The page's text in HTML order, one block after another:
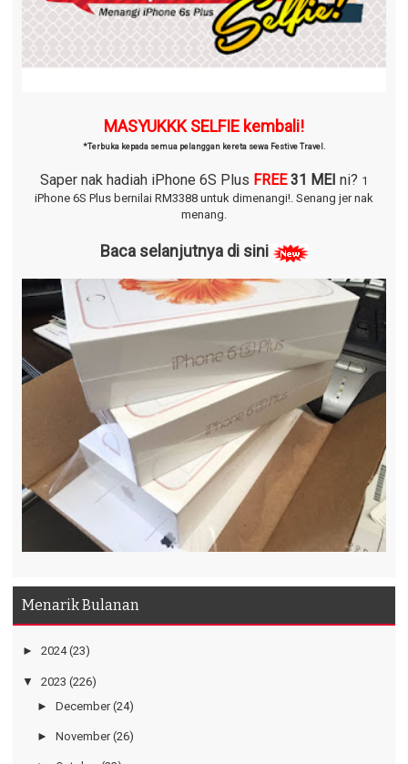
MASYUKKK SELFIE kembali!
*Terbuka kepada semua pelanggan kereta sewa Festive Travel.
Saper nak hadiah iPhone 6S Plus FREE 31 MEI ni? 1
iPhone 6S Plus bernilai RM3388 untuk dimenangi!. Senang jer nak
menang.
Baca selanjutnya di sini
Menarik Bulanan
► 2024 (23)
▼ 2023 (226)
► December (24)
► November (26)